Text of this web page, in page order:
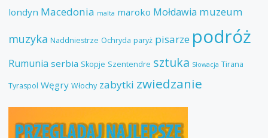
londyn Macedonia malta maroko Mołdawia muzeum
muzyka Naddniestrze Ochryda paryż pisarze podróż
Rumunia serbia Skopje Szentendre sztuka Słowacja Tirana
Tyraspol Węgry Włochy zabytki zwiedzanie